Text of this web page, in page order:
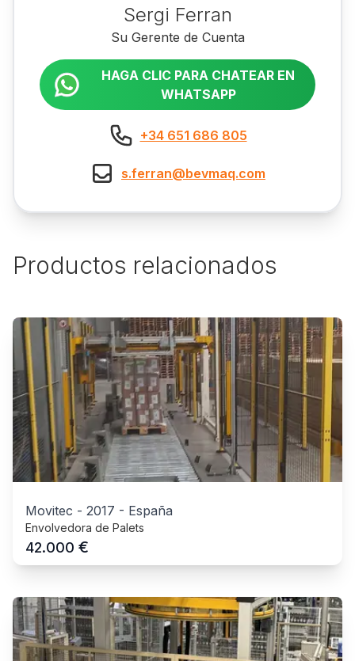
Sergi Ferran
Su Gerente de Cuenta
HAGA CLIC PARA CHATEAR EN
WHATSAPP
+34 651 686 805
s.ferran@bevmaq.com
Productos relacionados
Movitec - 2017 - España
Envolvedora de Palets
42.000 €